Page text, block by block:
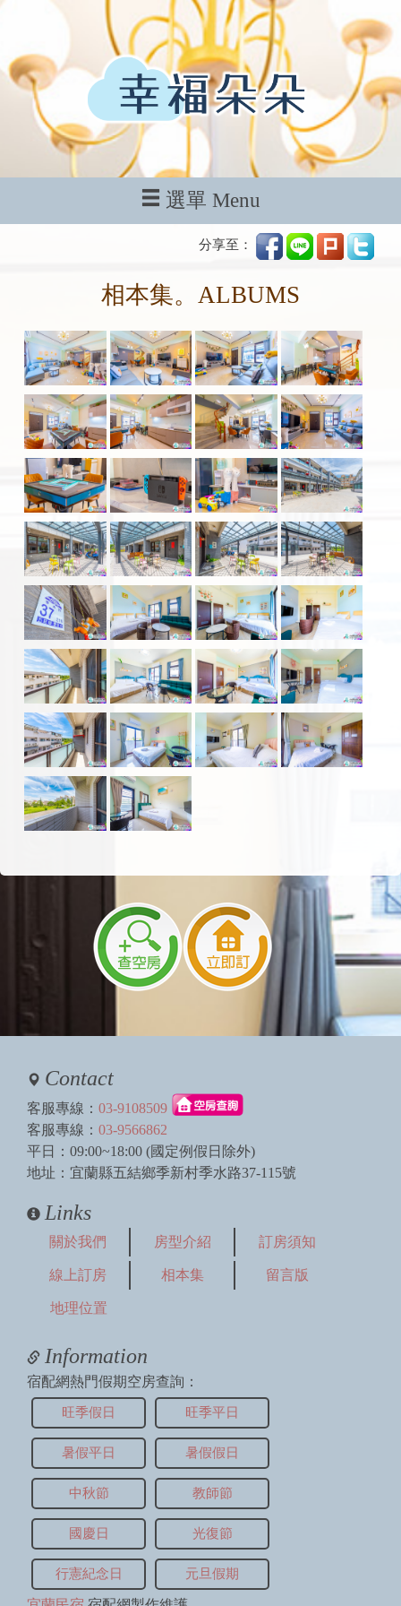
選單 Menu
分享至：
相本集。ALBUMS
Contact
客服專線： 03-9108509
客服專線： 03-9566862
平日：09:00~18:00 (國定例假日除外)
地址：宜蘭縣五結鄉季新村季水路37-115號
Links
關於我們 房型介紹 訂房須知
線上訂房 相本集 留言版
地理位置
Information
宿配網熱門假期空房查詢：
旺季假日 旺季平日
暑假平日 暑假假日
中秋節 教師節
國慶日 光復節
行憲紀念日 元旦假期